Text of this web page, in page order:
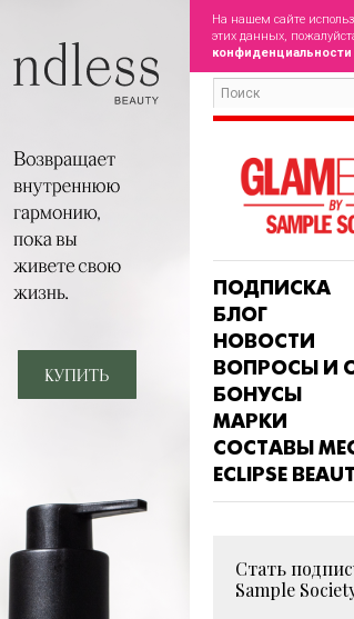
На нашем сайте
этих данных,
конфиденциальности
ПОДПИСКА
БЛОГ
НОВОСТИ
ВОПРОСЫ И
БОНУСЫ
МАРКИ
СОСТАВЫ
ECLIPSE
Стать
Sample